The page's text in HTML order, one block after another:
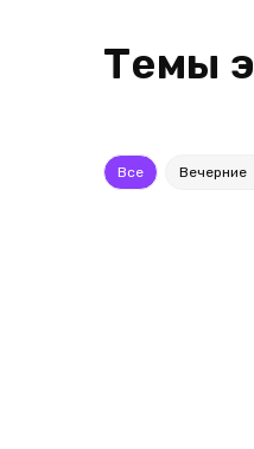
Темы
Все Вечерние